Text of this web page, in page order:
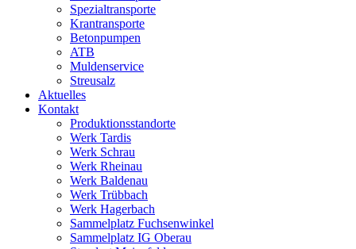
Spezialtransporte
Krantransporte
Betonpumpen
ATB
Muldenservice
Streusalz
Aktuelles
Kontakt
Produktionsstandorte
Werk Tardis
Werk Schrau
Werk Rheinau
Werk Baldenau
Werk Trübbach
Werk Hagerbach
Sammelplatz Fuchsenwinkel
Sammelplatz IG Oberau